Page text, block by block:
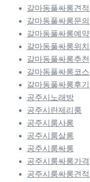
갈마동풀싸롱견적
갈마동풀싸롱문의
갈마동풀싸롱예약
갈마동풀싸롱위치
갈마동풀싸롱추천
갈마동풀싸롱코스
갈마동풀싸롱후기
공주시노래방
공주시란제리룸
공주시룸사롱
공주시룸살롱
공주시룸싸롱
공주시룸싸롱가격
공주시룸싸롱견적